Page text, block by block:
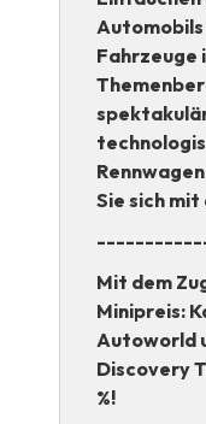
Fahrzeuge
Sie sich
Mit dem
Minipreis:
Autoworld
Discovery
%!